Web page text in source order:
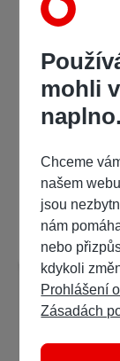
R. L.
Žhavá
299 Kč/
Detail
mohli
naplno.
Chceme
našem
jsou
nám
nebo
kdykoli
Prohlášení
Zásadách